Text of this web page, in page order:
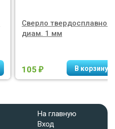
Сверло твердосплавное
диам. 1 мм
105 ₽
На главную
Вход